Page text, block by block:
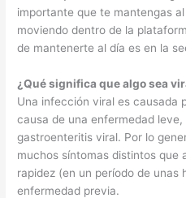
importante que te mantengas
moviendo dentro de la
de mantenerte al día es en la
¿Qué significa que algo sea
Una infección viral es causada
causa de una enfermedad
gastroenteritis viral. Por lo
muchos síntomas distintos que
rapidez (en un período de unas
enfermedad previa.